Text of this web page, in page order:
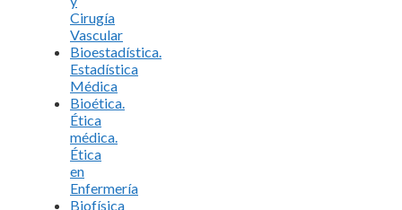
Cirugía
Vascular
Bioestadística.
Estadística
Médica
Bioética.
Ética
médica.
Ética
en
Enfermería
Biofísica